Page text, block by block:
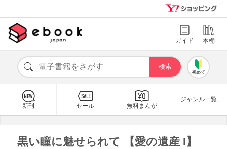
ガイド 本棚
初めて
新刊 セール 無料まんが
ジャンル一覧
黒い瞳に魅せられて 【愛の遺産 I】